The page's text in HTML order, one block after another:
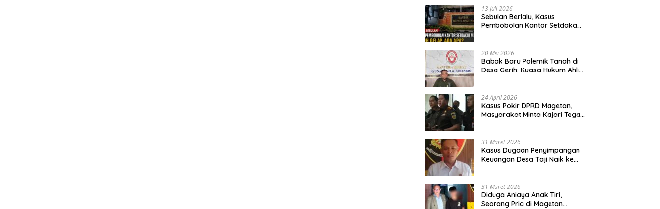
13 Juli 2026
Sebulan Berlalu, Kasus
Pembobolan Kantor Setdakab
20 Mei 2026
Babak Baru Polemik Tanah di
Desa Gerih: Kuasa Hukum Ahli
24 April 2026
Kasus Pokir DPRD Magetan,
Masyarakat Minta Kajari Tegak
31 Maret 2026
Kasus Dugaan Penyimpangan
Keuangan Desa Taji Naik ke
31 Maret 2026
Diduga Aniaya Anak Tiri,
Seorang Pria di Magetan